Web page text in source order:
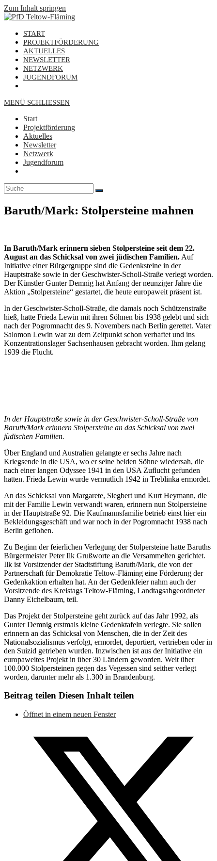
Zum Inhalt springen
START
PROJEKTFÖRDERUNG
AKTUELLES
NEWSLETTER
NETZWERK
JUGENDFORUM
MENÜ SCHLIESSEN
Start
Projektförderung
Aktuelles
Newsletter
Netzwerk
Jugendforum
Baruth/Mark: Stolpersteine mahnen
In Baruth/Mark erinnern sieben Stolpersteine seit dem 22.
August an das Schicksal von zwei jüdischen Familien. Auf
Initiative einer Bürgergruppe sind die Gedenksteine in der
Hauptstraße sowie in der Geschwister-Scholl-Straße verlegt worden.
Der Künstler Gunter Demnig hat Anfang der neunziger Jahre die
Aktion „Stolpersteine“ gestartet, die heute europaweit präsent ist.
In der Geschwister-Scholl-Straße, die damals noch Schützenstraße
hieß, hatte Frieda Lewin mit ihren Söhnen bis 1938 gelebt und sich
nach der Pogromnacht des 9. Novembers nach Berlin gerettet. Vater
Salomon Lewin war zu dem Zeitpunkt schon verhaftet und ins
Konzentrationslager Sachsenhausen gebracht worden. Ihm gelang
1939 die Flucht.
In der Hauptstraße sowie in der Geschwister-Scholl-Straße von
Baruth/Mark erinnern Stolpersteine an das Schicksal von zwei
jüdischen Familien.
Über England und Australien gelangte er sechs Jahre nach
Kriegsende in die USA, wo er seine beiden Söhne wiedersah, die
nach einer langen Odyssee 1941 in den USA Zuflucht gefunden
hatten. Frieda Lewin wurde vermutlich 1942 in Treblinka ermordet.
An das Schicksal von Margarete, Siegbert und Kurt Heymann, die
mit der Familie Lewin verwandt waren, erinnern nun Stolpersteine
in der Hauptstraße 92. Die Kaufmannsfamilie betrieb einst hier ein
Bekleidungsgeschäft und war noch in der Pogromnacht 1938 nach
Berlin geflohen.
Zu Beginn der feierlichen Verlegung der Stolpersteine hatte Baruths
Bürgermeister Peter Ilk Grußworte an die Versammelten gerichtet.
Ilk ist Vorsitzender der Stadtstiftung Baruth/Mark, die von der
Partnerschaft für Demokratie Teltow-Fläming eine Förderung der
Gedenkaktion erhalten hat. An der Gedenkfeier nahm auch der
Vorsitzende des Kreistags Teltow-Fläming, Landtagsabgeordneter
Danny Eichelbaum, teil.
Das Projekt der Stolpersteine geht zurück auf das Jahr 1992, als
Gunter Demnig erstmals kleine Gedenktafeln verlegte. Sie sollen
erinnern an das Schicksal von Menschen, die in der Zeit des
Nationalsozialismus verfolgt, ermordet, deportiert, vertrieben oder in
den Suizid getrieben wurden. Inzwischen ist aus der Initiative ein
europaweites Projekt in über 30 Ländern geworden. Weit über
100.000 Stolpersteinen gegen das Vegessen sind seither verlegt
worden, darunter mehr als 1.300 in Brandenburg.
Beitrag teilen Diesen Inhalt teilen
Öffnet in einem neuen Fenster